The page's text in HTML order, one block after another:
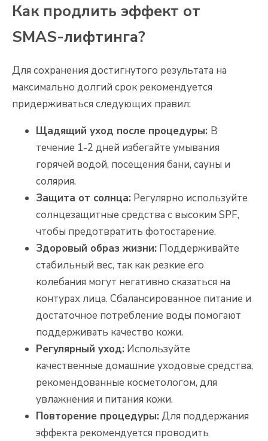
Как продлить эффект от
SMAS-лифтинга?
Для сохранения достигнутого результата на
максимально долгий срок рекомендуется
придерживаться следующих правил:
Щадящий уход после процедуры: В
течение 1-2 дней избегайте умывания
горячей водой, посещения бани, сауны и
солярия.
Защита от солнца: Регулярно используйте
солнцезащитные средства с высоким SPF,
чтобы предотвратить фотостарение.
Здоровый образ жизни: Поддерживайте
стабильный вес, так как резкие его
колебания могут негативно сказаться на
контурах лица. Сбалансированное питание и
достаточное потребление воды помогают
поддерживать качество кожи.
Регулярный уход: Используйте
качественные домашние уходовые средства,
рекомендованные косметологом, для
увлажнения и питания кожи.
Повторение процедуры:Для поддержания
эффекта рекомендуется проводить